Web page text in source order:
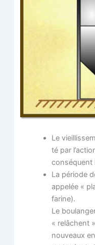
Le
té par
consé­quent
La période
appe­lée «
farine).
Le
« relâchent
nou­veaux